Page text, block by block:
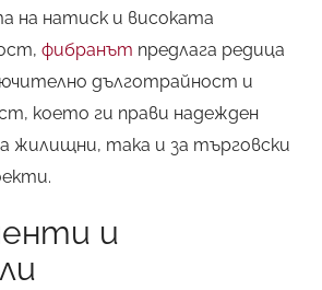
на натиск и високата
фибранът предлага редица
дълготрайност и
което ги прави надежден
жилищни, така и за търговски
и